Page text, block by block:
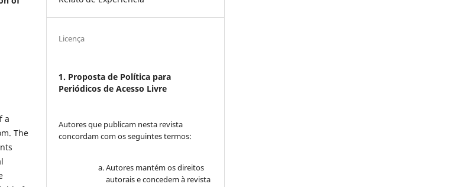
a
The
Licença
1. Proposta de Política para
Periódicos de Acesso Livre
Autores que publicam nesta revista
concordam com os seguintes termos:
Autores mantém os direitos
autorais e concedem à revista